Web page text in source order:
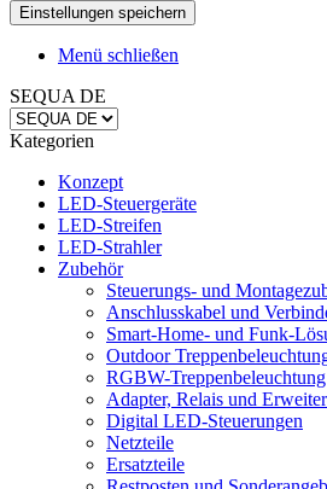
Menü schließen
SEQUA DE
Kategorien
Konzept
LED-Steuergeräte
LED-Streifen
LED-Strahler
Zubehör
Steuerungs- und
Anschlusskabel und
Smart-Home- und Funk-
Outdoor
RGBW-Treppenbeleuchtung
Adapter, Relais und
Digital LED-Steuerungen
Netzteile
Ersatzteile